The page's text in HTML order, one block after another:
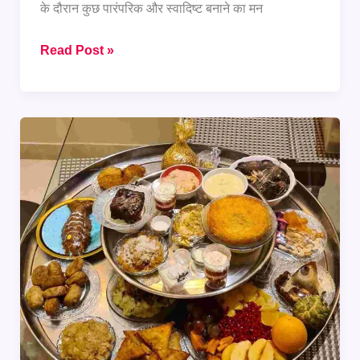
के दौरान कुछ पारंपरिक और स्वादिष्ट बनाने का मन
घर
देसी
अंदाज
वाला
Mutton
Paya
Soup
Read Post »